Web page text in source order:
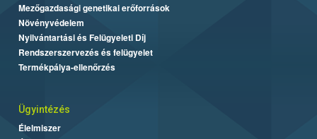
Mezőgazdasági genetikai erőforrások
Növényvédelem
Nyilvántartási és Felügyeleti Díj
Rendszerszervezés és felügyelet
Termékpálya-ellenőrzés
Ügyintézés
Élelmiszer